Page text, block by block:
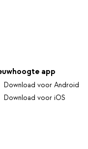
app
Download voor Android
Download voor iOS